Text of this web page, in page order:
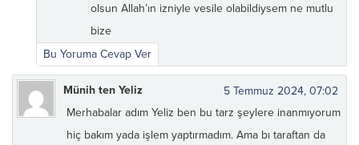
olsun Allah’ın izniyle vesile olabildiysem ne mutlu
bize
Bu Yoruma Cevap Ver
Münih ten Yeliz
5 Temmuz 2024, 07:02
Merhabalar adım Yeliz ben bu tarz şeylere inanmıyorum
hiç bakım yada işlem yaptırmadım. Ama bı taraftan da